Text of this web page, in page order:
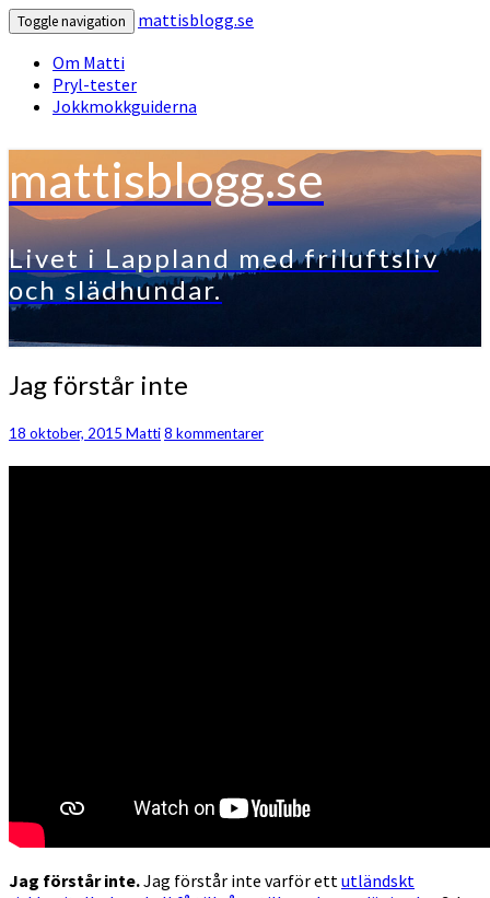
Toggle navigation
mattisblogg.se
Om Matti
Pryl-tester
Jokkmokkguiderna
mattisblogg.se
Livet i Lappland med friluftsliv
och slädhundar.
Jag
förstår
Jag förstår inte
18 oktober, 2015 MattiKommentarer
8 kommentarer
Jag förstår inte.Jag förstår inte varför ettutländskt